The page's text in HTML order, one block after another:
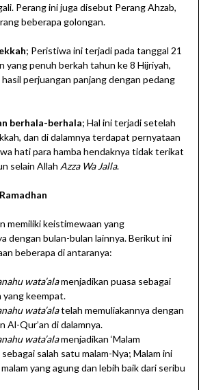
Perang ini juga disebut Perang Ahzab,
beberapa golongan.
; Peristiwa ini terjadi pada tanggal 21
yang penuh berkah tahun ke 8 Hijriyah,
perjuangan panjang dengan pedang
berhala-berhala; Hal ini terjadi setelah
dan di dalamnya terdapat pernyataan
hati para hamba hendaknya tidak terikat
selain Allah Azza Wa Jalla.
memiliki keistimewaan yang
dengan bulan-bulan lainnya. Berikut ini
beberapa di antaranya:
wata’alamenjadikan puasa sebagai
yang keempat.
wata’alatelah memuliakannya dengan
Al-Qur’an di dalamnya.
wata’alamenjadikan ‘Malam
salah satu malam-Nya; Malam ini
yang agung dan lebih baik dari seribu